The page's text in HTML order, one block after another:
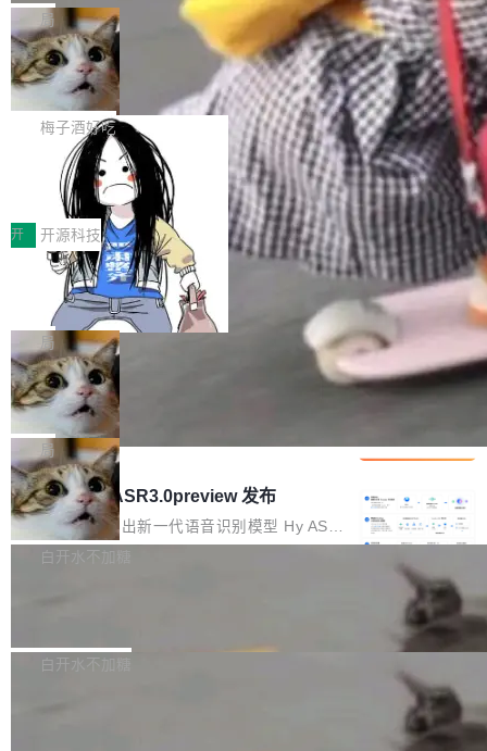
可控性和代码质量提出了更高要求。 首先是数据
安全与合规要求。对于大多数普通研发场景，公
有云模型能够满足快速试用和效率提升的需求。
但对于金融、能源、医疗等对数据安全要求较...
各业的Agent走向规模化建设，算力构成形态逐
渐丰富，用户关注的重点也在发生变化：不只是
让AI用起来，还要进一步看清混合算力时代下，
Token花在哪里、算力是否被充分利用，以及持
续增长的AI成本该如何优化。 深信服AI算力网关
正是围绕这些实际问题，从Token治理和成本治
理两个方面，让用户的每一份算力都看得清、管
得住、用得稳、省得下、更安全！ 一、从现在开
始，Token使用一目...
Bigtable 作者之一。TensorFlow 的作者之一。
Gemini 的架构师。Google 首席科学家。 Jeff D
ean 在 Google 工作了 27 年后，宣布离职。 他
不是一个人走。一同离开的还有 Sanjay Ghema
wat（Google 员工编号 23，Jeff Dean 二十多
年的编程搭档，MapReduce 和 Bigtable 的共同
作者）、Quoc Le（Google 大脑核心成员，Se
q2Seq 和 DocAI 的共同发明人）以及 Oriol Vin
yals（Gemini 联合负责人，AlphaSta...
局
🔥 SolonCode v2026.8.4 发布：界面
字体可调、22 种语言、记忆搜索增强
打开终端就能上岗的全中文编码智能体，这一轮
把「看得清、用母语、记得住」三件事一次补
齐。 SolonCode 是什么 SolonCode 是杭州无
耳科技研发的企业级终端编码智能体——一位全
中文驱动的数字员工，自主理解需求、规划步
骤、编写代码。不挑模型、不挑平台，curl 一行
装完即用。 开源地址：Gitee · GitCode · GitHu
b 安装 支持 Java 8+（8~26）、macOS / Linu
x / Windows / Harmony PC。 # macOS / Linu
x / Harmony PC curl -fsSL https://solon.noea
r.org/solon...
梅子酒好吃
让“代码语义理解”深度释放AI Coding
价值潜能：华为云码道（CodeArts）
代码仓技术解析
一、代码仓深度理解技术的作用与价值 在软件工
程实践中，代码仓是企业核心知识资产的主要载
体。企业级代码仓库通常包含数十万乃至数百万
个文件，其规模远超单次模型调用可承载的上下
文窗口。随着项目规模的持续扩张与代码历史的
不断累积，代码仓中的模块关系、接口契约、业
务逻辑等关键信息往往分散于数十乃至数百个文
件之中，形成高度复杂的知识关联网络。传统的
代码检索手段（如关键词匹配、目录遍历）仅能
在语法层面完成文本定位，难以触及代码的语义
内涵与结构关联，导致开发者使用代码智能体在
理解大规模代码仓时面临显著"代码仓理解"瓶
颈。 代码仓深度理解服务（以下简称" CodeBas
e深度理解服务"）是华为云码道（CodeA...
开 开源科技
一条“删库”命令跑 17 小时，算法工程
师删光 89TB 数据只为干私活
最高人民检察院8月4日公布了一起案件：北京一
名90后算法工程师王某，为了给自己接的私活腾
服务器空间，删光了公司AI游戏部门的全部核心
数据。 王某2024年1月入职东城区某科技公司AI
短剧部门，有互联网大厂背景。在公司内部架构
调整期间，部门三次通知全员将数据从A集群迁
移到B集群，王某都回复了"收到"。 他没有迁移
数据。2024年9月3日下午4点，他使用此前登录
的账号密码进入A集群，输入了一条被程序员圈
称为"删库跑路"的命令——最高管理员权限、无
自研的多个文生3D和...
局
Cloudflare 分享推理优化实践：KV ca
che 量化 + 权重压缩，吞吐量提升 4
1%，成本降 30%
Kimi 和 GLM 是当前最强的大模型系列之一，但
它们有一个共同的问题：太吃显存了。月之暗面
的 Kimi K 系列和智谱的 GLM 都是长上下文、M
oE 架构的大模型，好用到让人上瘾，但 GPU 显
存永远不够用。 Cloudflare 的 Workers AI 团队
一直在跑这些模型的推理。他们在官方博客上发
整性保护。效果是：吞吐量提升 41%，每 token
局
腾讯混元 Hy ASR3.0preview 发布
腾讯混元正式推出新一代语音识别模型 Hy ASR
3.0preview。基于最新一代大语言模型 Hy3 的
让语音识别不再只是听清，而是真正听懂。通过
白开水不加糖
新和少量网页兼容性修复版本。 Changes/fixe
白开水不加糖